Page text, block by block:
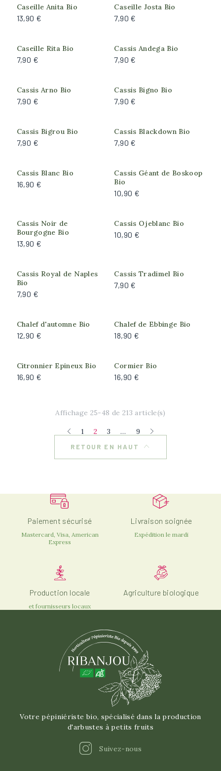
Arbre
Arbustif
Grimpant
Faible
Important
Très faible
Bonne (résiste à -15°C)
Moyenne (résiste à -10°C)
Très forte (résiste à -25°C)
Ombre du matin, Soleil de l'après-midi
Soleil du matin, Ombre de l'après-midi
Caseille Anita Bio
13,90 €
Caseille Josta Bio
7,90 €
Caseille Rita Bio
7,90 €
Cassis Andega Bio
7,90 €
Cassis Arno Bio
7,90 €
Cassis Bigno Bio
7,90 €
Cassis Bigrou Bio
7,90 €
Cassis Blackdown Bio
7,90 €
Cassis Blanc Bio
16,90 €
Cassis Géant de Boskoop
Bio
10,90 €
Cassis Noir de
Bourgogne Bio
13,90 €
Cassis Ojeblanc Bio
10,90 €
Cassis Royal de Naples
Bio
7,90 €
Cassis Tradimel Bio
7,90 €
Chalef d'automne Bio
12,90 €
Chalef de Ebbinge Bio
18,90 €
Citronnier Epineux Bio
16,90 €
Cormier Bio
16,90 €
Affichage 25-48 de 213 article(s)
1 2 3 … 9
RETOUR EN HAUT
Paiement sécurisé
Mastercard, Visa, American
Express
Livraison soignée
Expédition le mardi
Production locale
et fournisseurs locaux
Agriculture biologique
Votre pépiniériste bio, spécialisé dans la production
d'arbustes à petits fruits
Suivez-nous
Instagram